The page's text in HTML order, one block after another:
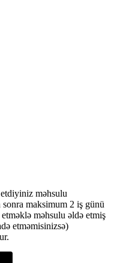
məhsulu
maksimum 2 iş günü
məhsulu əldə etmiş
etməmisinizsə)